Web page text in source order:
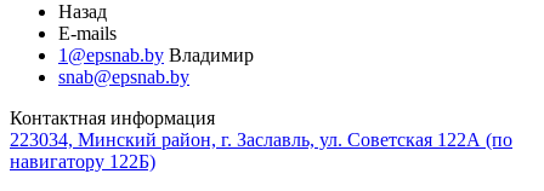
Назад
E-mails
1@epsnab.by Владимир
snab@epsnab.by
Контактная информация
223034, Минский район, г. Заславль, ул. Советская 122А (по
навигатору 122Б)